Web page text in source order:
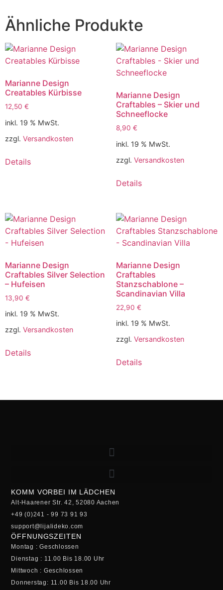
Ähnliche Produkte
Marianne Design
Creatables Kürbisse
12,50 €
inkl. 19 % MwSt.
zzgl. Versandkosten
Details
Marianne Design
Craftables – Skier und
Schneeflocke
8,90 €
inkl. 19 % MwSt.
zzgl. Versandkosten
Details
Marianne Design
Craftables Silver Selection
– Hufeisen
13,90 €
inkl. 19 % MwSt.
zzgl. Versandkosten
Details
Marianne Design
Craftables
Stanzschablone –
Scandinavian Villa
22,90 €
inkl. 19 % MwSt.
zzgl. Versandkosten
Details
KOMM VORBEI IM LÄDCHEN
Alt-Haarener Str. 42, 52080 Aachen
+49 (0)241 - 99 73 91 93
support@lijalideko.com
ÖFFNUNGSZEITEN
Montag : Geschlossen
Dienstag : 11.00 Bis 18.00 Uhr
Mittwoch : Geschlossen
Donnerstag: 11.00 Bis 18.00 Uhr